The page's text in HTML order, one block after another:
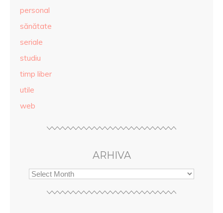
personal
sănătate
seriale
studiu
timp liber
utile
web
ARHIVA